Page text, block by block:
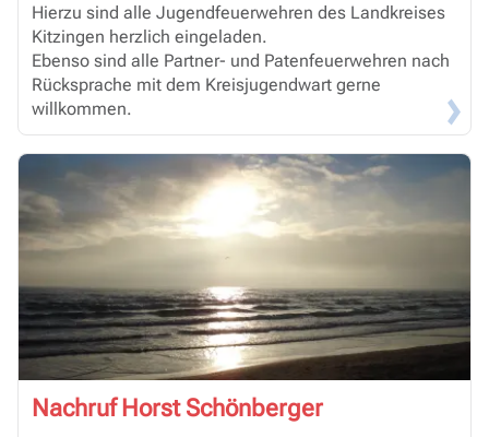
Hierzu sind alle Jugendfeuerwehren des Landkreises
Kitzingen herzlich eingeladen.
Ebenso sind alle Partner- und Patenfeuerwehren nach
Rücksprache mit dem Kreisjugendwart gerne
willkommen.
Nachruf Horst Schönberger